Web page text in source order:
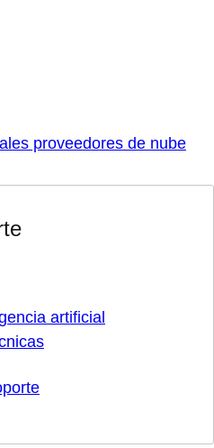
proveedores de nube
artificial